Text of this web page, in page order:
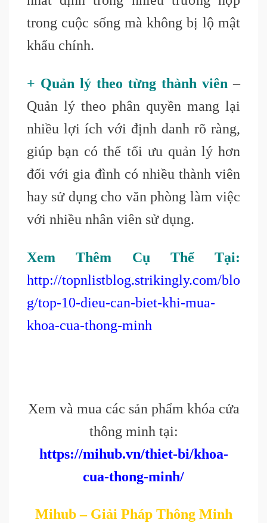
trong cuộc sống mà không bị lộ mật
khẩu chính.
+ Quản lý theo từng thành viên –
Quản lý theo phân quyền mang lại
nhiều lợi ích với định danh rõ ràng,
giúp bạn có thể tối ưu quản lý hơn
đối với gia đình có nhiều thành viên
hay sử dụng cho văn phòng làm việc
với nhiều nhân viên sử dụng.
Xem Thêm Cụ Thể Tại:
http://topnlistblog.strikingly.com/blo
g/top-10-dieu-can-biet-khi-mua-
khoa-cua-thong-minh
Xem và mua các sản phẩm khóa cửa
thông minh tại:
https://mihub.vn/thiet-bi/khoa-
cua-thong-minh/
Mihub – Giải Pháp Thông Minh